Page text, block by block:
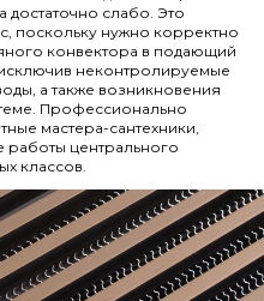
достаточно слабо. Это
поскольку нужно корректно
конвектора в подающий
неконтролируемые
а также возникновения
Профессионально
мастера-сантехники,
центрального
классов.